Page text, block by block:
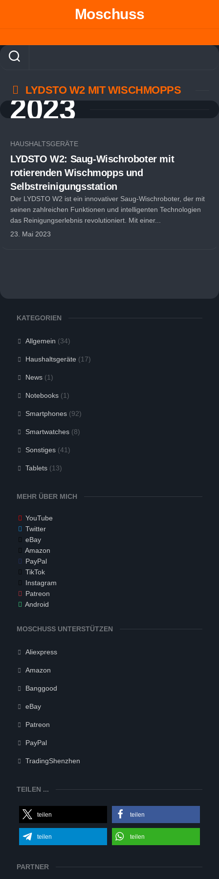
Moschuss
LYDSTO W2 MIT WISCHMOPPS
2023
HAUSHALTSGERÄTE
LYDSTO W2: Saug-Wischroboter mit
rotierenden Wischmopps und
Selbstreinigungsstation
Der LYDSTO W2 ist ein innovativer Saug-Wischroboter, der mit
seinen zahlreichen Funktionen und intelligenten Technologien
das Reinigungserlebnis revolutioniert. Mit einer...
23. Mai 2023
KATEGORIEN
Allgemein (34)
Haushaltsgeräte (17)
News(1)
Notebooks(1)
Smartphones(92)
Smartwatches(8)
Sonstiges(41)
Tablets(13)
MEHR ÜBER MICH
YouTube
Twitter
eBay
Amazon
PayPal
TikTok
Instagram
Patreon
Android
MOSCHUSS UNTERSTÜTZEN
Aliexpress
Amazon
Banggood
eBay
Patreon
PayPal
TradingShenzhen
TEILEN ...
teilen teilen
teilen teilen
PARTNER